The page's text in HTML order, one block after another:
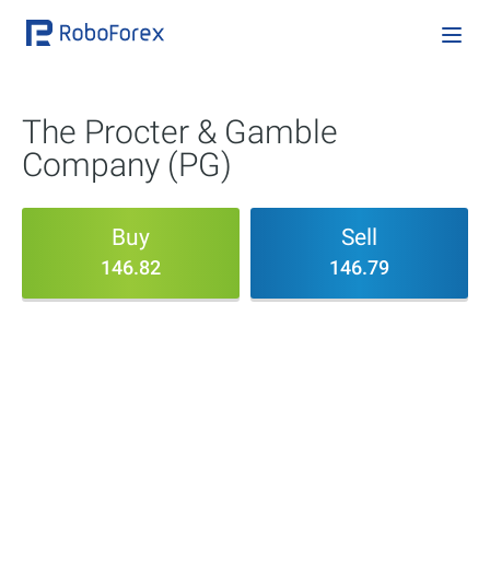
The Procter & Gamble
Company (PG)
Buy
146.82
Sell
146.79